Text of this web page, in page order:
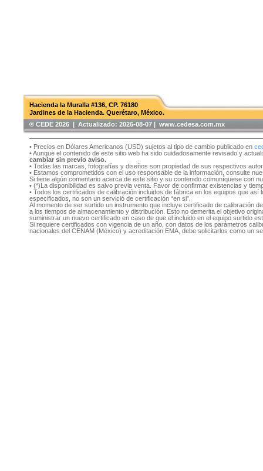
Hacienda la Muralla #136, CP. 76180
Jardines de la Hacienda. Querétaro, México.
®️ CEDE 2026 | Actualizado: 2026-08-07 | www.cedesa.com.mx
• Precios en Dólares Americanos (USD) sujetos al tipo de cambio publicado en
• Aunque el contenido de este sitio web ha sido cuidadosamente revisado y
cambiar sin previo aviso.
• Todas las marcas, fotografías y diseños son propiedad de sus respectivos
• Estamos comprometidos con el uso responsable de la información, consulte
Si tiene algún comentario acerca de este sitio y su contenido comuníquese con
• (*)La disponibilidad es salvo previa venta. Favor de confirmar existencias y
• Todos los certificados de calibración incluidos de fábrica en los equipos que
especificados, no son un servició de certificación “en si”.
Al momento de ser surtido un instrumento que incluye certificado de calibración
a los tiempos de almacenamiento y distribución. Esto no demerita el objetivo
suministrar un nuevo certificado en caso de que el incluido en el equipo surtido
Si requiere certificados con vigencia de un año, con datos de los parámetros
nacionales del CENAM (México) y acreditación EMA, debe solicitarlos como un